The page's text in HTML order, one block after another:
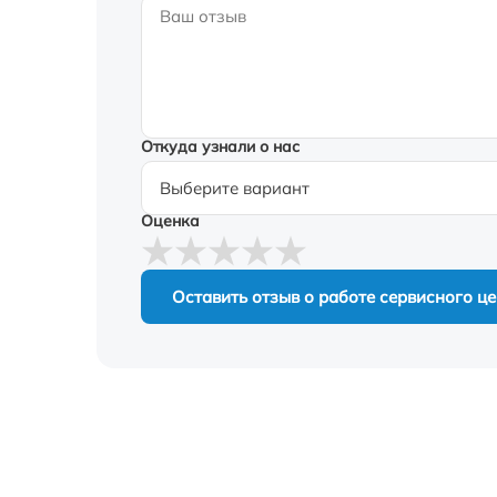
Откуда узнали о нас
Оценка
Оставить отзыв о работе сервисного